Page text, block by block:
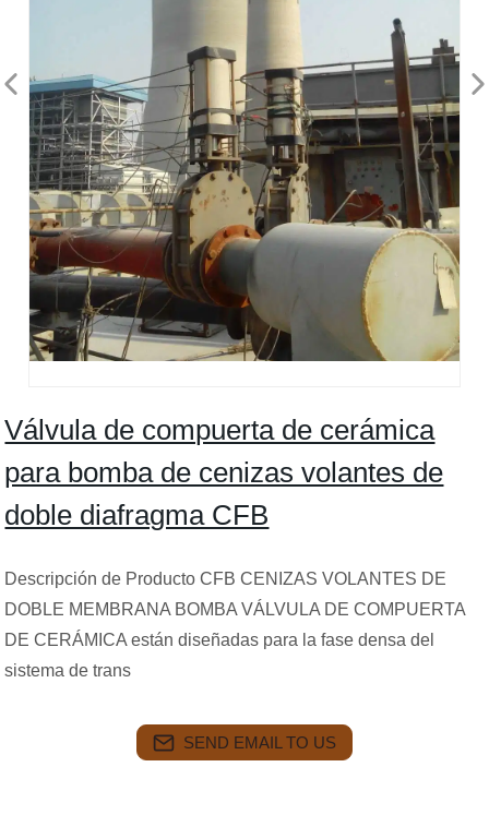
Válvula de compuerta de cerámica
para bomba de cenizas volantes de
doble diafragma CFB
Descripción de Producto CFB CENIZAS VOLANTES DE
DOBLE MEMBRANA BOMBA VÁLVULA DE COMPUERTA
DE CERÁMICA están diseñadas para la fase densa del
sistema de trans
SEND EMAIL TO US